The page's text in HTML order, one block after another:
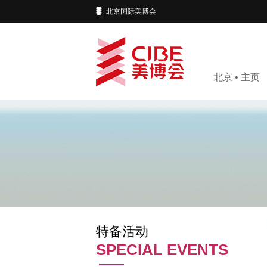
北京国际美博会
北京 • 主页
特备活动
SPECIAL EVENTS